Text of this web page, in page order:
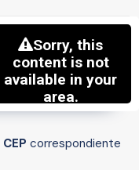
CEP correspondiente